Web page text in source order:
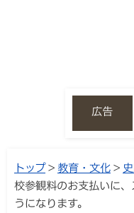
広告
トップ> 教育・文化 >
校参観料のお支払いに
うになります。